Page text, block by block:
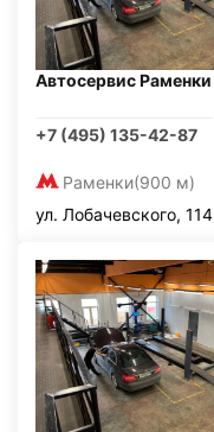
Автосервис Раменки
+7 (495) 135-42-87
Раменки(900 м)
ул. Лобачевского, 114